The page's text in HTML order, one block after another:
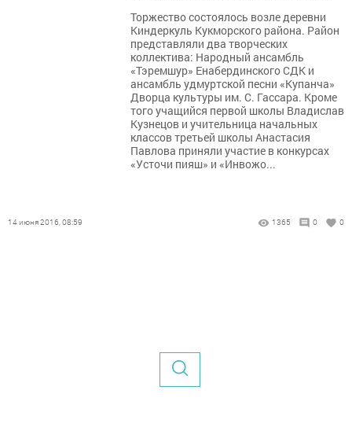
Торжество состоялось возле деревни
Киндеркуль Кукморского района. Район
представляли два творческих
коллектива: Народный ансамбль
«Тэремшур» Енабердинского СДК и
ансамбль удмуртской песни «Купанча»
Дворца культуры им. С. Гассара. Кроме
того учащийся первой школы Владислав
Кузнецов и учительница начальных
классов третьей школы Анастасия
Павлова приняли участие в конкурсах
«Усточи пияш» и «Инвожо...
14 июня 2016, 08:59 1365 0 0